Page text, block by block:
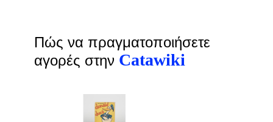
Πώς να πραγματοποιήσετε
αγορές στην Catawiki